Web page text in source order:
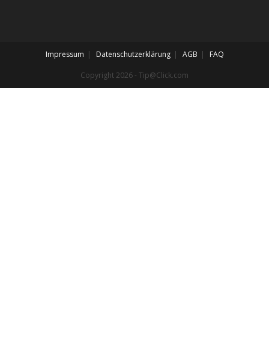
Impressum Datenschutzerklärung AGB FAQ
Copyright 2026 - Tip@Click.com